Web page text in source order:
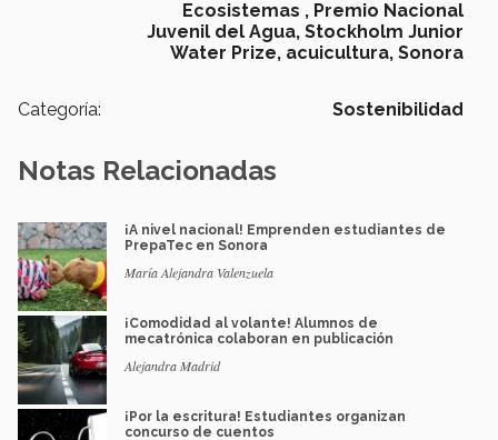
Ecosistemas , Premio Nacional
Juvenil del Agua, Stockholm Junior
Water Prize, acuicultura, Sonora
Categoría: Sostenibilidad
Notas Relacionadas
¡A nivel nacional! Emprenden estudiantes de
PrepaTec en Sonora
María Alejandra Valenzuela
¡Comodidad al volante! Alumnos de
mecatrónica colaboran en publicación
Alejandra Madrid
¡Por la escritura! Estudiantes organizan
concurso de cuentos